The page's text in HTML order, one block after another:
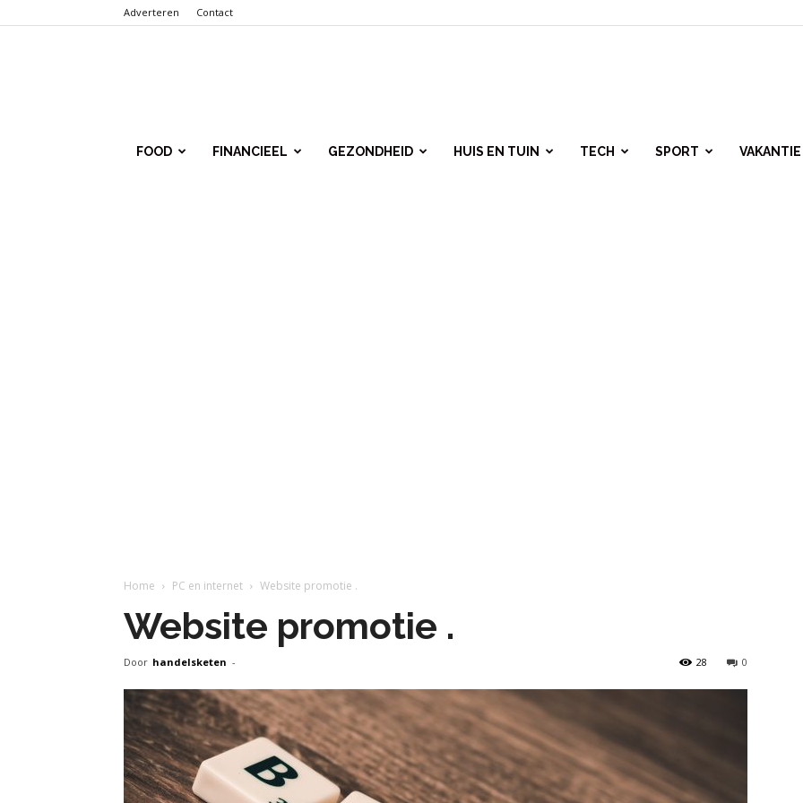
Adverteren Contact
FOOD FINANCIEEL GEZONDHEID HUIS EN TUIN TECH SPORT VAKANTIE
Home PC en internet Website promotie .
Website promotie .
Door handelsketen - 0
28